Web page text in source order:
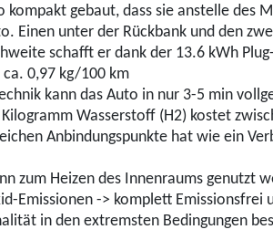
kompakt gebaut, dass sie anstelle
Einen unter der Rückbank und den
schafft er dank der 13.6 kWh
0,97 kg/100 km
kann das Auto in nur 3-5 min
Wasserstoff (H2) kostet
Anbindungspunkte hat wie ein
zum Heizen des Innenraums genutzt
Emissionen -> komplett Emissionsfrei
in den extremsten Bedingungen